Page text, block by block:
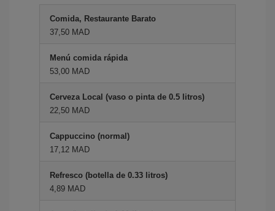
Comida, Restaurante Barato
37,50 MAD
Menú comida rápida
53,00 MAD
Cerveza Local (vaso o pinta de 0.5 litros)
22,50 MAD
Cappuccino (normal)
17,12 MAD
Refresco (botella de 0.33 litros)
4,89 MAD